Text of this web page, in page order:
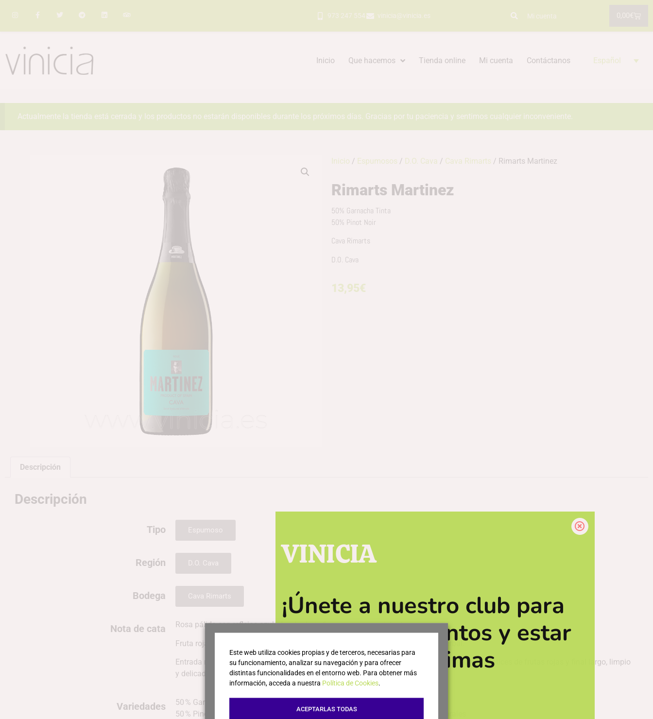
973 247 554 vinicia@vinicia.es Mi cuenta
Inicio Que hacemos Tienda online Mi cuenta Contáctanos Español
Actualmente la tienda está cerrada y los productos no estarán disponibles durante los próximos días. Gracias por tu paciencia y sentimos cualquier inconveniente.
Inicio / Espumosos / D.O. Cava / Cava Rimarts / Rimarts Martinez
Rimarts Martinez
50% Garnacha Tinta
50% Pinot Noir
Cava Rimarts
D.O. Cava
13,95€
Descripción
Descripción
Tipo Espumoso
Región D.O. Cava
Bodega Cava Rimarts
Nota de cata Rosa pálido con reflejos azulados, burbuja fina y corona persistente.
Fruta roja fresca (frambuesa, fresa silvestre), notas cremosas y un leve matiz herbal.
Entrada refrescante con efervescencia chispeante, equilibrada acidez y sensación sedosa. Matices de frutas rojas y final largo, limpio
y delicado.
Variedades
50 % Garnacha Tinta: aporta frescura frutal y notas de frambuesa y fresa
50 % Pinot Noir: contribuye con elegancia, estructura suave y delicadas notas florales
Este web utiliza cookies propias y de terceros, necesarias para
su funcionamiento, analizar su navegación y para ofrecer
distintas funcionalidades en el entorno web. Para obtener más
información, acceda a nuestra Política de Cookies
ACEPTARLAS TODAS
VINICIA
¡Únete a nuestro club para
obtener descuentos y estar
al día de las últimas
novedades!